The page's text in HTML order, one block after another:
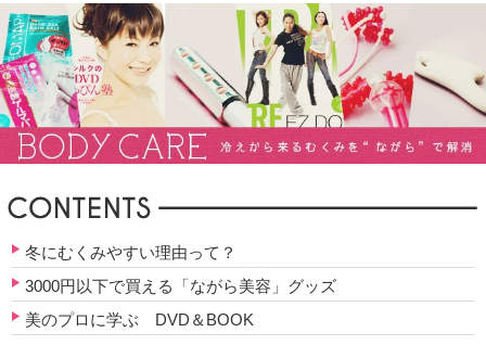
冬にむくみやすい理由って？
3000円以下で買える「ながら美容」グッズ
美のプロに学ぶ DVD＆BOOK